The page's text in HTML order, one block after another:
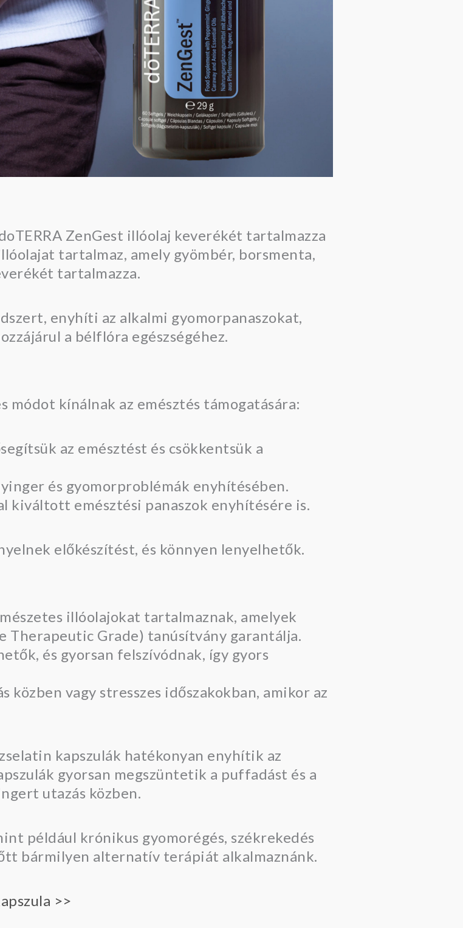
ZenGest illóolaj keverékét tartalmazza
tartalmaz, amely gyömbér, borsmenta,
tartalmazza.
enyhíti az alkalmi gyomorpanaszokat,
a bélflóra egészségéhez.
módot kínálnak az emésztés támogatására:
az emésztést és csökkentsük a
és gyomorproblémák enyhítésében.
kiváltott emésztési panaszok enyhítésére is.
előkészítést, és könnyen lenyelhetők.
illóolajokat tartalmaznak, amelyek
Therapeutic Grade) tanúsítvány garantálja.
és gyorsan felszívódnak, így gyors
közben vagy stresszes időszakokban, amikor az
kapszulák hatékonyan enyhítik az
gyorsan megszüntetik a puffadást és a
utazás közben.
például krónikus gyomorégés, székrekedés
bármilyen alternatív terápiát alkalmaznánk.
>>